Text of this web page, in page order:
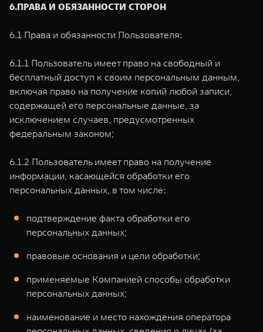
6.ПРАВА И ОБЯЗАННОСТИ СТОРОН
6.1 Права и обязанности Пользователя:
6.1.1 Пользователь имеет право на свободный и
бесплатный доступ к своим персональным данным,
включая право на получение копий любой записи,
содержащей его персональные данные, за
исключением случаев, предусмотренных
федеральным законом;
6.1.2 Пользователь имеет право на получение
информации, касающейся обработки его
персональных данных, в том числе:
подтверждение факта обработки его
персональных данных;
правовые основания и цели обработки;
применяемые Компанией способы обработки
персональных данных;
наименование и место нахождения оператора